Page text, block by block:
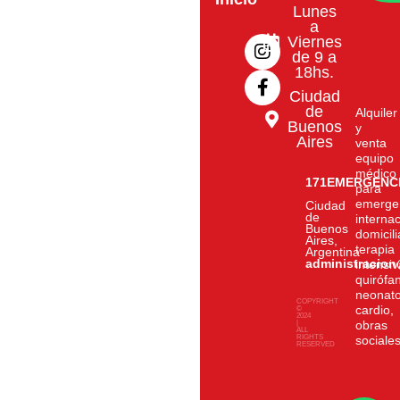
n
s
t
a
g
a
c
e
b
o
o
Lunes
a
Viernes
de 9 a
18hs.
Ciudad
de
Buenos
Aires
Ciudad
de
Buenos
Aires,
Argentina
COPYRIGHT
©
2024
ALL
RIGHTS
RESERVED
Alquiler
y
venta
equipo
médico
para
terapia
cardio,
obras
sociales